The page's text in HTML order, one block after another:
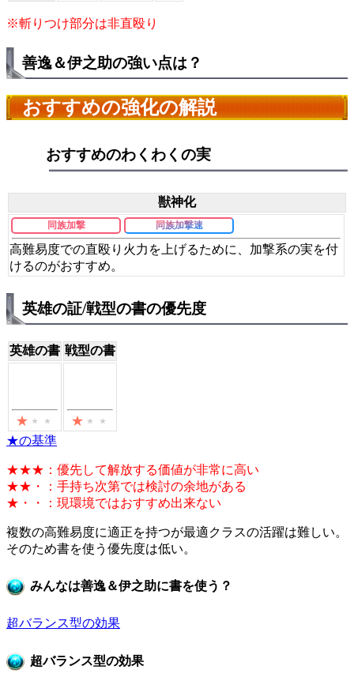
※斬りつけ部分は非直殴り
善逸＆伊之助の強い点は？
おすすめの強化の解説
おすすめのわくわくの実
獣神化
同族加撃 同族加撃速
高難易度での直殴り火力を上げるために、加撃系の実を付
けるのがおすすめ。
英雄の証/戦型の書の優先度
英雄の書 戦型の書
★の基準
★★★：優先して解放する価値が非常に高い
★★・：手持ち次第では検討の余地がある
★・・：現環境ではおすすめ出来ない
複数の高難易度に適正を持つが最適クラスの活躍は難しい。
そのため書を使う優先度は低い。
みんなは善逸＆伊之助に書を使う？
超バランス型の効果
超バランス型の効果